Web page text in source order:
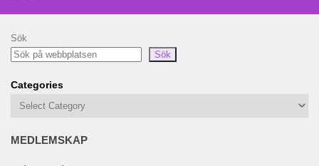
Sök
Sök
Categories
MEDLEMSKAP